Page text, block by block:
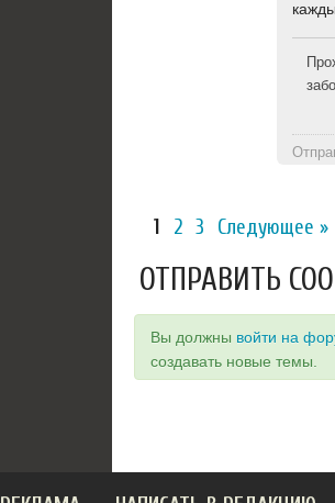
1 2 3 Следующее »
ОТПРАВИТЬ
Вы должны войти на
создавать новые темы.